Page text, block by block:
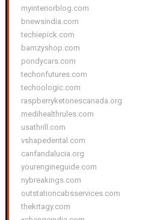
myinteriorblog.com
bnewsindia.com
techiepick.com
bamzyshop.com
pondycars.com
techonfutures.com
techoologic.com
raspberryketonescanada.org
medihealthrules.com
usathrill.com
vshapedental.com
canfandalucia.org
yourengineguide.com
nybreakings.com
outstationcabsservices.com
thekrtagy.com